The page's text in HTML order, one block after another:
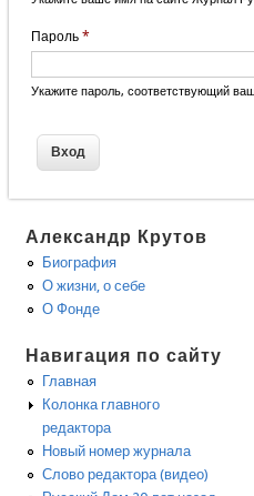
Пароль *
Укажите пароль, соответствующий
Александр Крутов
Биография
О жизни, о себе
О Фонде
Навигация по сайту
Главная
Колонка главного
редактора
Новый номер журнала
Слово редактора (видео)